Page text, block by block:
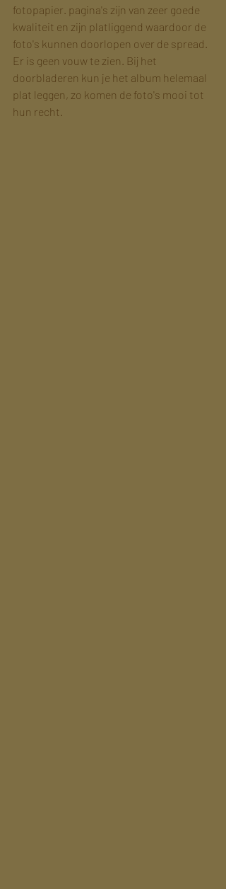
fotopapier. pagina's zijn van zeer goede
kwaliteit en zijn platliggend waardoor de
foto's kunnen doorlopen over de spread.
Er is geen vouw te zien. Bij het
doorbladeren kun je het album helemaal
plat leggen, zo komen de foto's mooi tot
hun recht.